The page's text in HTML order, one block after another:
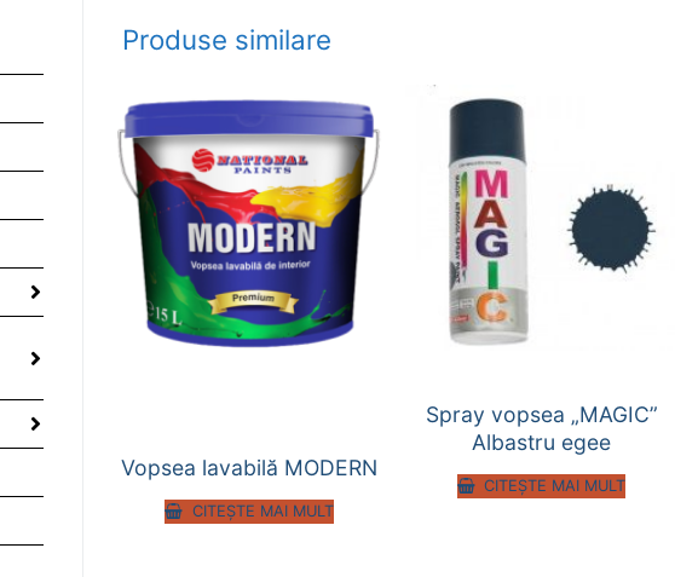
Produse similare
Vopsea lavabilă MODERN
CITEȘTE MAI MULT
Spray vopsea „MAGIC”
Albastru egee
CITEȘTE MAI MULT